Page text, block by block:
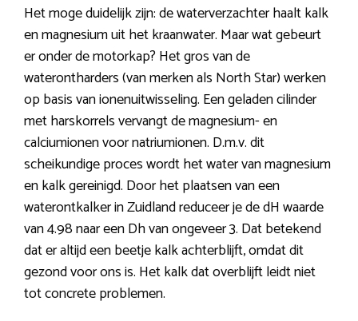
Het moge duidelijk zijn: de waterverzachter haalt kalk
en magnesium uit het kraanwater. Maar wat gebeurt
er onder de motorkap? Het gros van de
waterontharders (van merken als North Star) werken
op basis van ionenuitwisseling. Een geladen cilinder
met harskorrels vervangt de magnesium- en
calciumionen voor natriumionen. D.m.v. dit
scheikundige proces wordt het water van magnesium
en kalk gereinigd. Door het plaatsen van een
waterontkalker in Zuidland reduceer je de dH waarde
van 4.98 naar een Dh van ongeveer 3. Dat betekend
dat er altijd een beetje kalk achterblijft, omdat dit
gezond voor ons is. Het kalk dat overblijft leidt niet
tot concrete problemen.